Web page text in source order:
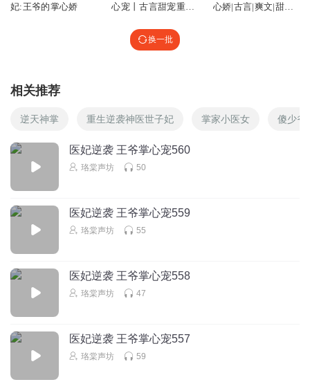
妃:王爷的掌心娇
心宠丨古言甜宠重生
心娇|古言|爽文|甜宠|
换一批
相关推荐
逆天神掌 重生逆袭神医世子妃 掌家小医女 傻少爷
医妃逆袭 王爷掌心宠560
珞棠声坊 50
医妃逆袭 王爷掌心宠559
珞棠声坊 55
医妃逆袭 王爷掌心宠558
珞棠声坊 47
医妃逆袭 王爷掌心宠557
珞棠声坊 59